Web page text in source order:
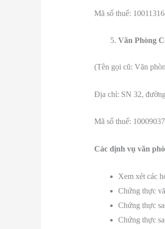
Mã số thuế:
Văn Phòng
(Tên gọi cũ: Văn
Địa chỉ: SN 32,
Mã số thuế:
Các dịnh vụ văn
Xem xét các
Chứng thực
Chứng thực
Chứng thực